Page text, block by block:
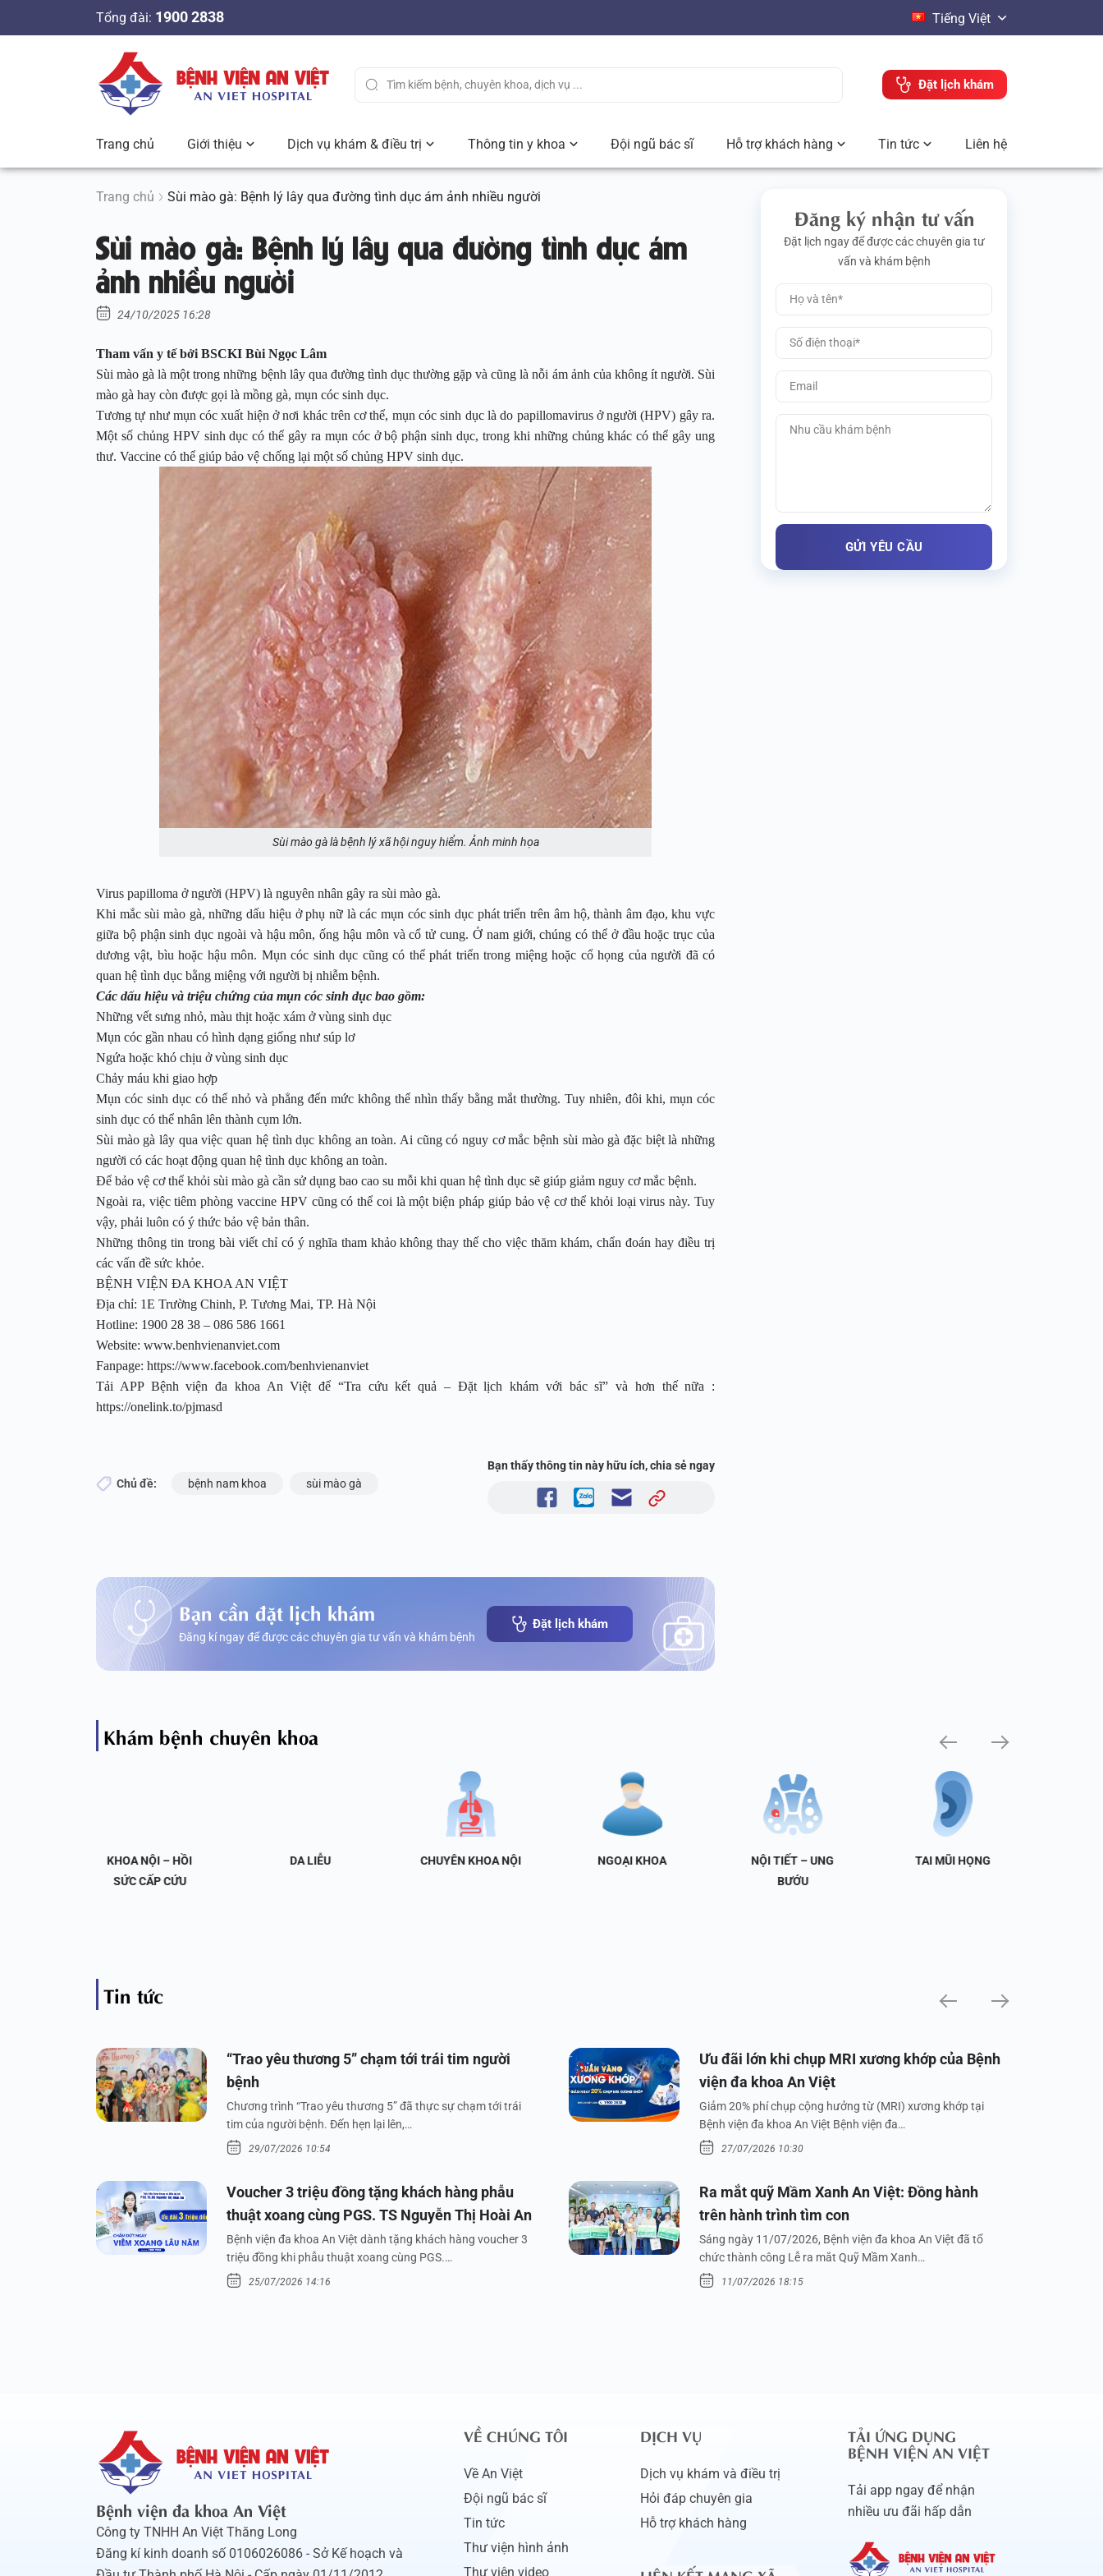
n
Tổng đài: 1900 2838 Tiếng Việt
Đặt lịch khám
Trang chủ Giới thiệu Dịch vụ khám & điều trị Thông tin y khoa Đội ngũ bác sĩ Hỗ trợ khách hàng Tin tức Liên hệ
Trang chủ Sùi mào gà: Bệnh lý lây qua đường tình dục ám ảnh nhiều người
Sùi mào gà: Bệnh lý lây qua đường tình dục ám
ảnh nhiều người
24/10/2025 16:28
Tham vấn y tế bởi BSCKI Bùi Ngọc Lâm
Sùi mào gà là một trong những bệnh lây qua đường tình dục thường gặp và cũng là nỗi ám ảnh của không ít người. Sùi
mào gà hay còn được gọi là mồng gà, mụn cóc sinh dục.
Tương tự như mụn cóc xuất hiện ở nơi khác trên cơ thể, mụn cóc sinh dục là do papillomavirus ở người (HPV) gây ra.
Một số chủng HPV sinh dục có thể gây ra mụn cóc ở bộ phận sinh dục, trong khi những chủng khác có thể gây ung
thư. Vaccine có thể giúp bảo vệ chống lại một số chủng HPV sinh dục.
Sùi mào gà là bệnh lý xã hội nguy hiểm. Ảnh minh họa
Virus papilloma ở người (HPV) là nguyên nhân gây ra sùi mào gà.
Khi mắc sùi mào gà, những dấu hiệu ở phụ nữ là các mụn cóc sinh dục phát triển trên âm hộ, thành âm đạo, khu vực
giữa bộ phận sinh dục ngoài và hậu môn, ống hậu môn và cổ tử cung. Ở nam giới, chúng có thể ở đầu hoặc trục của
dương vật, bìu hoặc hậu môn. Mụn cóc sinh dục cũng có thể phát triển trong miệng hoặc cổ họng của người đã có
quan hệ tình dục bằng miệng với người bị nhiễm bệnh.
Các dấu hiệu và triệu chứng của mụn cóc sinh dục bao gồm:
Những vết sưng nhỏ, màu thịt hoặc xám ở vùng sinh dục
Mụn cóc gần nhau có hình dạng giống như súp lơ
Ngứa hoặc khó chịu ở vùng sinh dục
Chảy máu khi giao hợp
Mụn cóc sinh dục có thể nhỏ và phẳng đến mức không thể nhìn thấy bằng mắt thường. Tuy nhiên, đôi khi, mụn cóc
sinh dục có thể nhân lên thành cụm lớn.
Sùi mào gà lây qua việc quan hệ tình dục không an toàn. Ai cũng có nguy cơ mắc bệnh sùi mào gà đặc biệt là những
người có các hoạt động quan hệ tình dục không an toàn.
Để bảo vệ cơ thể khỏi sùi mào gà cần sử dụng bao cao su mỗi khi quan hệ tình dục sẽ giúp giảm nguy cơ mắc bệnh.
Ngoài ra, việc tiêm phòng vaccine HPV cũng có thể coi là một biện pháp giúp bảo vệ cơ thể khỏi loại virus này. Tuy
vậy, phải luôn có ý thức bảo vệ bản thân.
Những thông tin trong bài viết chỉ có ý nghĩa tham khảo không thay thế cho việc thăm khám, chẩn đoán hay điều trị
các vấn đề sức khỏe.
BỆNH VIỆN ĐA KHOA AN VIỆT
Địa chỉ: 1E Trường Chinh, P. Tương Mai, TP. Hà Nội
Hotline: 1900 28 38 – 086 586 1661
Website: www.benhvienanviet.com
Fanpage: https://www.facebook.com/benhvienanviet
Tải APP Bệnh viện đa khoa An Việt để “Tra cứu kết quả – Đặt lịch khám với bác sĩ” và hơn thế nữa :
https://onelink.to/pjmasd
Chủ đề: bệnh nam khoa sùi mào gà
Bạn thấy thông tin này hữu ích, chia sẻ ngay
Bạn cần đặt lịch khám
Đăng kí ngay để được các chuyên gia tư vấn và khám bệnh
Đặt lịch khám
Đăng ký nhận tư vấn
Đặt lịch ngay để được các chuyên gia tư
vấn và khám bệnh
Khám bệnh chuyên khoa
KHOA NỘI – HỒI
SỨC CẤP CỨU
DA LIỄU CHUYÊN KHOA NỘI NGOẠI KHOA
NỘI TIẾT – UNG
BƯỚU
TAI MŨI HỌNG
Tin tức
“Trao yêu thương 5” chạm tới trái tim người
bệnh
Chương trình “Trao yêu thương 5” đã thực sự chạm tới trái
tim của người bệnh. Đến hẹn lại lên,…
29/07/2026 10:54
Ưu đãi lớn khi chụp MRI xương khớp của Bệnh
viện đa khoa An Việt
Giảm 20% phí chụp cộng hưởng từ (MRI) xương khớp tại
Bệnh viện đa khoa An Việt Bệnh viện đa…
27/07/2026 10:30
Voucher 3 triệu đồng tặng khách hàng phẫu
thuật xoang cùng PGS. TS Nguyễn Thị Hoài An
Bệnh viện đa khoa An Việt dành tặng khách hàng voucher 3
triệu đồng khi phẫu thuật xoang cùng PGS.…
25/07/2026 14:16
Ra mắt quỹ Mầm Xanh An Việt: Đồng hành
trên hành trình tìm con
Sáng ngày 11/07/2026, Bệnh viện đa khoa An Việt đã tổ
chức thành công Lễ ra mắt Quỹ Mầm Xanh…
11/07/2026 18:15
Bệnh viện đa khoa An Việt
Công ty TNHH An Việt Thăng Long
Đăng kí kinh doanh số 0106026086 - Sở Kế hoạch và
VỀ CHÚNG TÔI
Về An Việt
Đội ngũ bác sĩ
Tin tức
Thư viện hình ảnh
Thư viện video
DỊCH VỤ
Dịch vụ khám và điều trị
Hỏi đáp chuyên gia
Hỗ trợ khách hàng
TẢI ỨNG DỤNG
BỆNH VIỆN AN VIỆT
Tải app ngay để nhận
nhiều ưu đãi hấp dẫn